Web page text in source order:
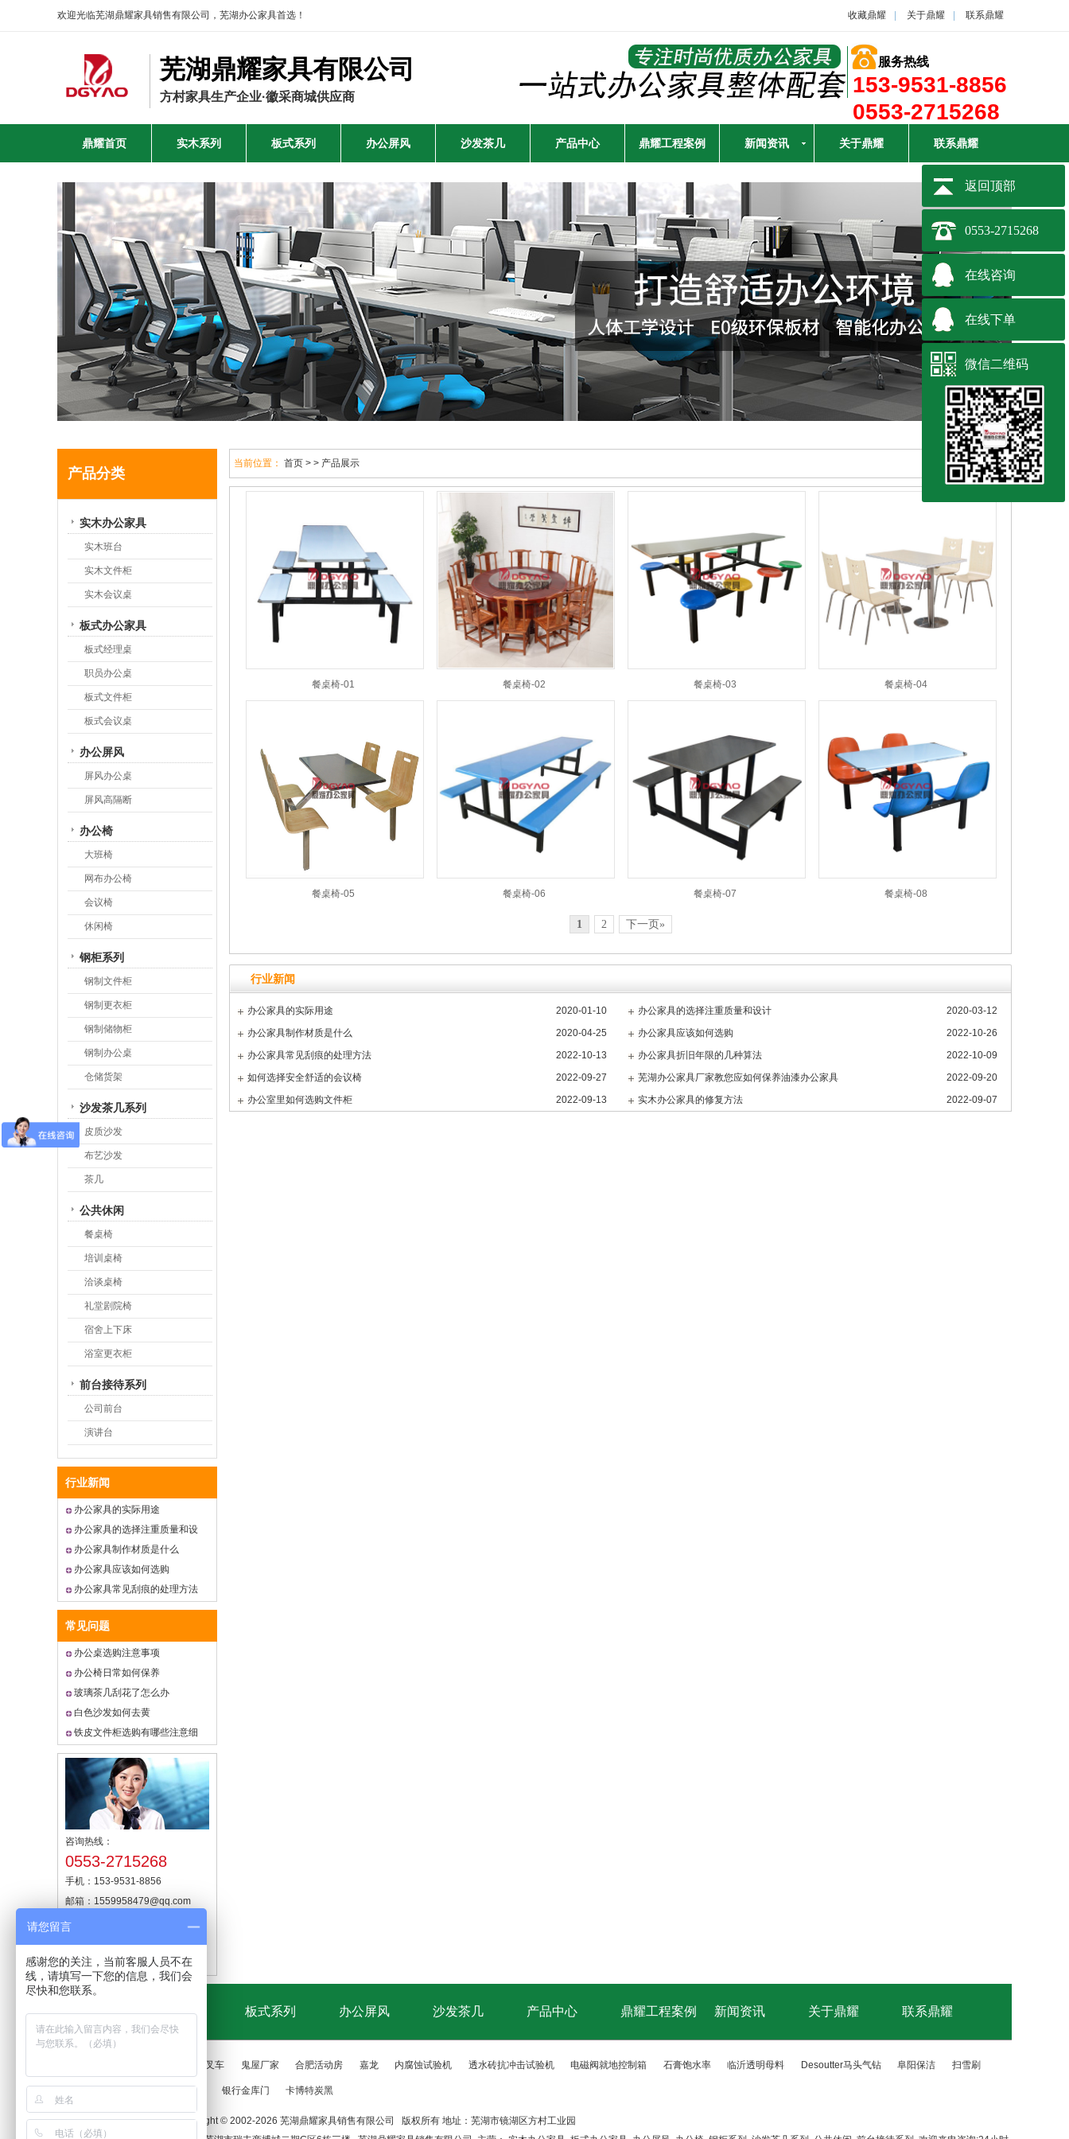
返回顶部
0553-2715268
在线咨询
在线下单
微信二维码
欢迎光临芜湖鼎耀家具销售有限公司，芜湖办公家具首选！ 收藏鼎耀 关于鼎耀 联系鼎耀
芜湖鼎耀家具有限公司
方村家具生产企业·徽采商城供应商
服务热线
153-9531-8856
0553-2715268
鼎耀首页 实木系列 板式系列 办公屏风 沙发茶几 产品中心 鼎耀工程案例 新闻资讯 关于鼎耀 联系鼎耀
产品分类
实木办公家具
实木班台
实木文件柜
实木会议桌
板式办公家具
板式经理桌
职员办公桌
板式文件柜
板式会议桌
办公屏风
屏风办公桌
屏风高隔断
办公椅
大班椅
网布办公椅
会议椅
休闲椅
钢柜系列
钢制文件柜
钢制更衣柜
钢制储物柜
钢制办公桌
仓储货架
沙发茶几系列
皮质沙发
布艺沙发
茶几
公共休闲
餐桌椅
培训桌椅
洽谈桌椅
礼堂剧院椅
宿舍上下床
浴室更衣柜
前台接待系列
公司前台
演讲台
行业新闻
办公家具的实际用途
办公家具的选择注重质量和设
计
办公家具制作材质是什么
办公家具应该如何选购
办公家具常见刮痕的处理方法
常见问题
办公桌选购注意事项
办公椅日常如何保养
玻璃茶几刮花了怎么办
白色沙发如何去黄
铁皮文件柜选购有哪些注意细
节
咨询热线：
0553-2715268
手机：153-9531-8856
邮箱：1559958479@qq.com
地址：芜湖市镜湖区方村工业园
6栋三楼
当前位置： 首页 > > 产品展示
餐桌椅-01 餐桌椅-02 餐桌椅-03 餐桌椅-04
餐桌椅-05 餐桌椅-06 餐桌椅-07 餐桌椅-08
1 2 下一页»
行业新闻
2020-01-10
办公家具的实际用途 2020-03-12
办公家具的选择注重质量和设计
2020-04-25
办公家具制作材质是什么 2022-10-26
办公家具应该如何选购
2022-10-13
办公家具常见刮痕的处理方法 2022-10-09
办公家具折旧年限的几种算法
2022-09-27
如何选择安全舒适的会议椅 2022-09-20
芜湖办公家具厂家教您应如何保养油漆办公家具
2022-09-13
办公室里如何选购文件柜 2022-09-07
实木办公家具的修复方法
鼎耀首页 实木系列 板式系列 办公屏风 沙发茶几 产品中心 鼎耀工程案例 新闻资讯 关于鼎耀 联系鼎耀
江苏电动仓储叉车 鬼屋厂家 合肥活动房 嘉龙 内腐蚀试验机 透水砖抗冲击试验机 电磁阀就地控制箱 石膏饱水率 临沂透明母料 Desoutter马头气钻 阜阳保洁 扫雪刷
电采暖器厂家 银行金库门 卡博特炭黑
Copyright © 2002-2026 芜湖鼎耀家具销售有限公司 版权所有 地址：芜湖市镜湖区方村工业园
请您留言
感谢您的关注，当前客服人员不在
线，请填写一下您的信息，我们会
尽快和您联系。